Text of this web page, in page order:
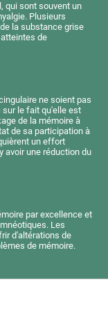
qui sont souvent un
Plusieurs
la substance grise
de
ne soient pas
le fait qu'elle est
de la mémoire à
de sa participation à
un effort
avoir une réduction du
par excellence et
Les
d'altérations de
de mémoire.